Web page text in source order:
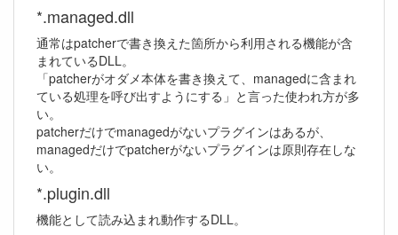
*.managed.dll
通常はpatcherで書き換えた箇所から利用される機能が含
まれているDLL。
「patcherがオダメ本体を書き換えて、managedに含まれ
ている処理を呼び出すようにする」と言った使われ方が多
い。
patcherだけでmanagedがないプラグインはあるが、
managedだけでpatcherがないプラグインは原則存在しな
い。
*.plugin.dll
機能として読み込まれ動作するDLL。